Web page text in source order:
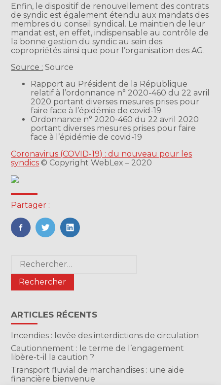
Enfin, le dispositif de renouvellement des contrats
de syndic est également étendu aux mandats des
membres du conseil syndical. Le maintien de leur
mandat est, en effet, indispensable au contrôle de
la bonne gestion du syndic au sein des
copropriétés ainsi que pour l’organisation des AG.
Source : Source
Rapport au Président de la République
relatif à l’ordonnance n° 2020-460 du 22 avril
2020 portant diverses mesures prises pour
faire face à l’épidémie de covid-19
Ordonnance n° 2020-460 du 22 avril 2020
portant diverses mesures prises pour faire
face à l’épidémie de covid-19
Coronavirus (COVID-19) : du nouveau pour les
syndics © Copyright WebLex – 2020
Partager :
FaceBook
TwitterLinkedIn
Blog
sidebar
Rechercher :
ARTICLES RÉCENTS
Incendies : levée des interdictions de circulation
Cautionnement : le terme de l’engagement
libère-t-il la caution ?
Transport fluvial de marchandises : une aide
financière bienvenue